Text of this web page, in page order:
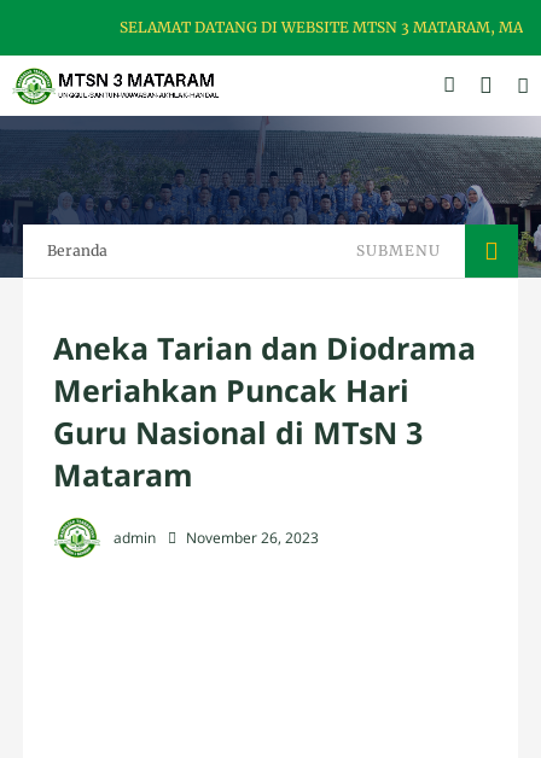
SELAMAT DATANG DI WEBSITE MTSN 3 MATARAM,
Beranda SUBMENU
Aneka Tarian dan Diodrama
Meriahkan Puncak Hari
Guru Nasional di MTsN 3
Mataram
admin November 26, 2023